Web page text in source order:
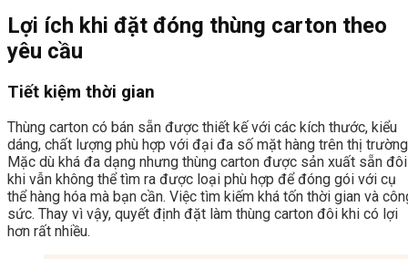
Lợi ích khi đặt đóng thùng carton theo
yêu cầu
Tiết kiệm thời gian
Thùng carton có bán sẵn được thiết kế với các kích thước, kiểu
dáng, chất lượng phù hợp với đại đa số mặt hàng trên thị
Mặc dù khá đa dạng nhưng thùng carton được sản xuất sẵn đôi
khi vẫn không thể tìm ra được loại phù hợp để đóng gói với cụ
thể hàng hóa mà bạn cần. Việc tìm kiếm khá tốn thời gian và
sức. Thay vì vậy, quyết định đặt làm thùng carton đôi khi có lợi
hơn rất nhiều.